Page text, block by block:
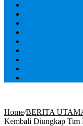
Home/BERITA
Kembali Diungkap Tim